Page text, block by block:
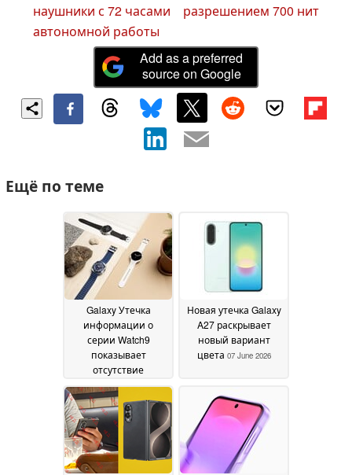
наушники с 72 часами
автономной работы
разрешением 700 нит
Add as a preferred
source on Google
Ещё по теме
Galaxy Утечка
информации о
серии Watch9
показывает
отсутствие
повышения
скорости зарядки по
сравнению с Watch8
07 June 2026
Новая утечка Galaxy
A27 раскрывает
новый вариант
цвета 07 June 2026